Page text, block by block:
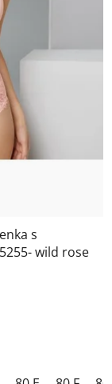
s
wild rose